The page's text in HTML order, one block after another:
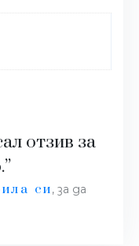
отзив за
си, за да